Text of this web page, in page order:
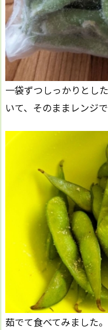
一袋ずつしっかりとし
いて、そのままレンジ
茹でて食べてみました。